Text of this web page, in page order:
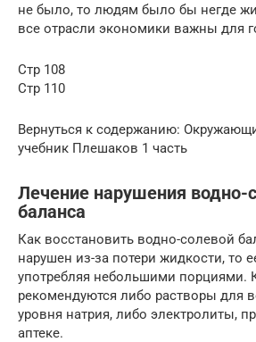
не было, то людям было бы негде
все отрасли экономики важны для
Стр 108
Стр 110
Вернуться к содержанию:
учебник Плешаков 1 часть
Лечение нарушения водно-
баланса
Как восстановить водно-солевой
нарушен из-за потери жидкости, то
употребляя небольшими порциями.
рекомендуются либо растворы для
уровня натрия, либо электролиты,
аптеке.